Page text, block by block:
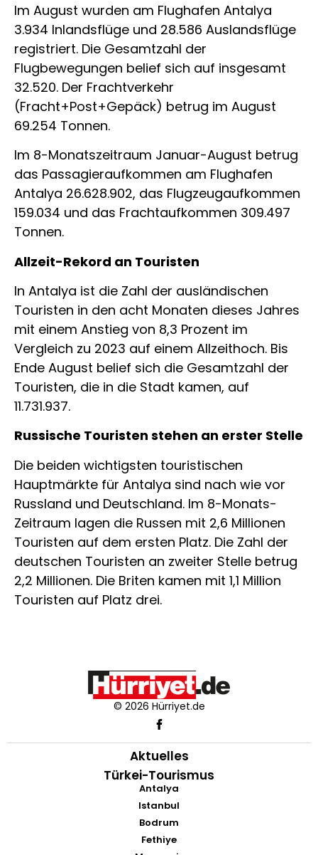
Im August wurden am Flughafen Antalya
3.934 Inlandsflüge und 28.586 Auslandsflüge
registriert. Die Gesamtzahl der
Flugbewegungen belief sich auf insgesamt
32.520. Der Frachtverkehr
(Fracht+Post+Gepäck) betrug im August
69.254 Tonnen.
Im 8-Monatszeitraum Januar-August betrug
das Passagieraufkommen am Flughafen
Antalya 26.628.902, das Flugzeugaufkommen
159.034 und das Frachtaufkommen 309.497
Tonnen.
Allzeit-Rekord an Touristen
In Antalya ist die Zahl der ausländischen
Touristen in den acht Monaten dieses Jahres
mit einem Anstieg von 8,3 Prozent im
Vergleich zu 2023 auf einem Allzeithoch. Bis
Ende August belief sich die Gesamtzahl der
Touristen, die in die Stadt kamen, auf
11.731.937.
Russische Touristen stehen an erster Stelle
Die beiden wichtigsten touristischen
Hauptmärkte für Antalya sind nach wie vor
Russland und Deutschland. Im 8-Monats-
Zeitraum lagen die Russen mit 2,6 Millionen
Touristen auf dem ersten Platz. Die Zahl der
deutschen Touristen an zweiter Stelle betrug
2,2 Millionen. Die Briten kamen mit 1,1 Million
Touristen auf Platz drei.
© 2026 Hürriyet.de
Aktuelles
Türkei-Tourismus
Antalya
Istanbul
Bodrum
Fethiye